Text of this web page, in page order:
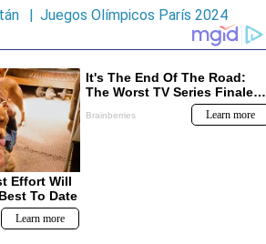
| Juegos Olímpicos París 2024